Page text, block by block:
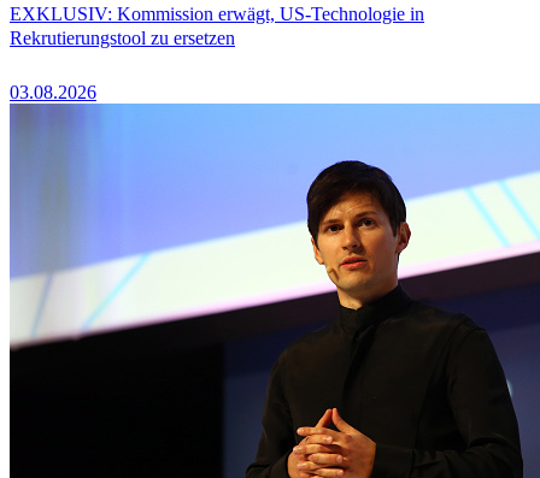
EXKLUSIV: Kommission erwägt, US-Technologie in
Rekrutierungstool zu ersetzen
03.08.2026